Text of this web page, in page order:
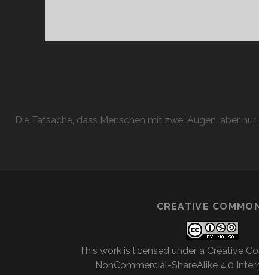
Die Tatsache, dass Menschen mit zwei Augen, aber
CREATIVE
This work is licensed under a Creative
NonCommercial-ShareAlike 4.0